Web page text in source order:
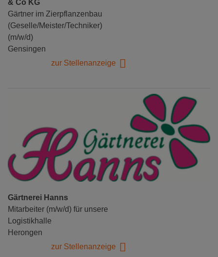
& Co KG
Gärtner im Zierpflanzenbau
(Geselle/Meister/Techniker)
(m/w/d)
Gensingen
zur Stellenanzeige
Gärtnerei Hanns
Mitarbeiter (m/w/d) für unsere
Logistikhalle
Herongen
zur Stellenanzeige